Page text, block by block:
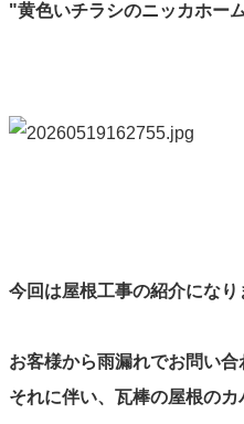
"黄色いチラシのニッカホー
今回は屋根工事の紹介になり
お客様から雨漏れでお問い合
それに伴い、瓦棒の屋根のカ